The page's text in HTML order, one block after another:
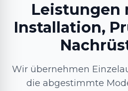
Leistungen
Installation,
Wir übernehmen
die abgestimmte